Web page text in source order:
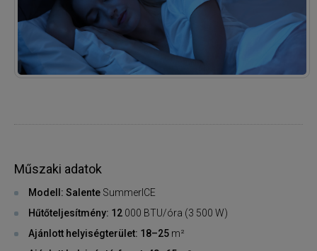
Műszaki adatok
Modell: Salente SummerICE
Hűtőteljesítmény: 12 000 BTU/óra (3 500 W)
Ajánlott helyiségterület: 18–25 m²